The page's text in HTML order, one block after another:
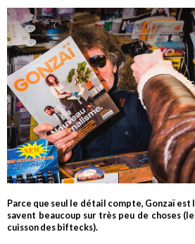
Parce que seul le détail compte, Gonzaï est
savent beaucoup sur très peu de choses
cuisson des biftecks).